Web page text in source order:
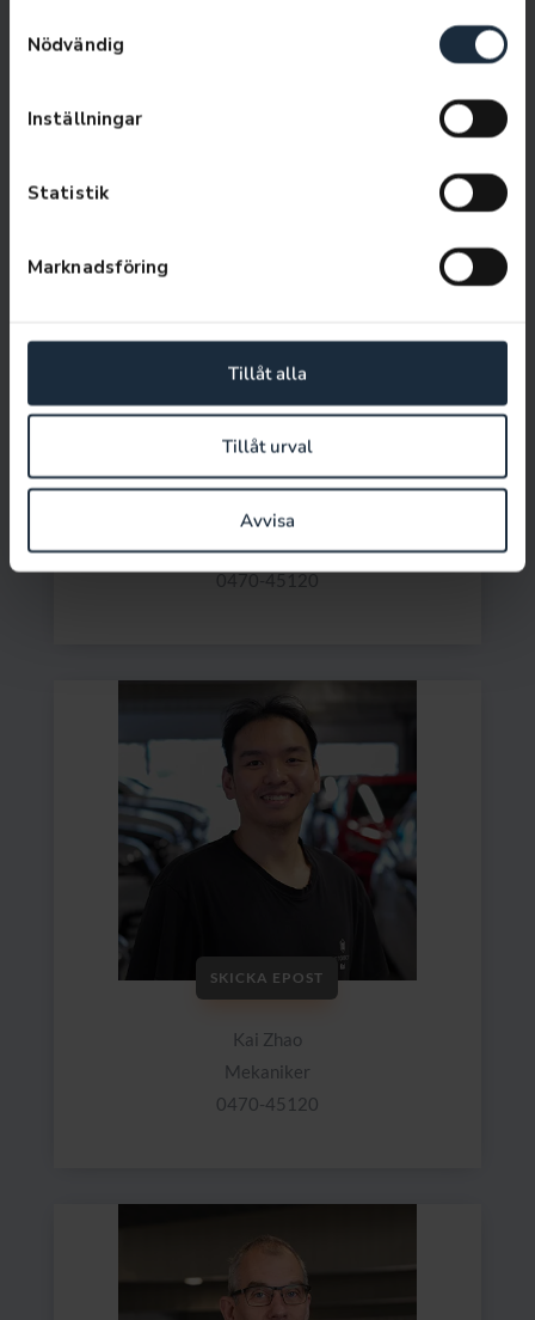
Nödvändig
Inställningar
Statistik
Marknadsföring
Tillåt alla
Tillåt urval
Avvisa
SKICKA EPOST
Jörgen Karlsson
Skadetekniker
0470-45120
SKICKA EPOST
Kai Zhao
Mekaniker
0470-45120